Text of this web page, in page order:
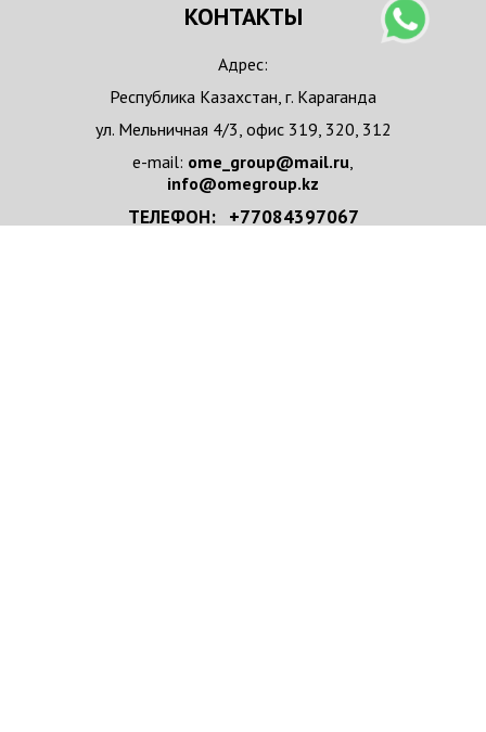
КОНТАКТЫ
Адрес:
Республика Казахстан, г. Караганда
ул. Мельничная 4/3, офис 319, 320, 312
e-mail: ome_group@mail.ru,
info@omegroup.kz
ТЕЛЕФОН: +77084397067